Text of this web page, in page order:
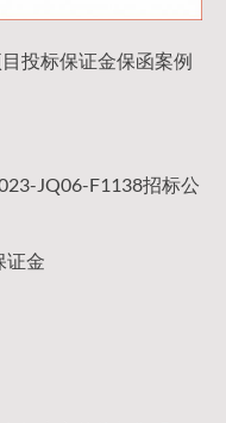
投标保证金保函案例
JQ06-F1138招标公
证金